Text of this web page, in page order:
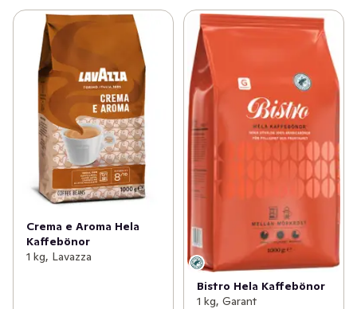
Crema e Aroma Hela
Kaffebönor
1 kg, Lavazza
Bistro Hela Kaffebönor
1 kg, Garant